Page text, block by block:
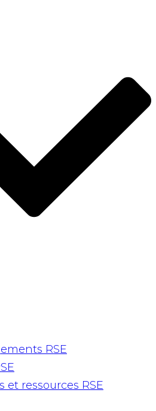
RSE
et ressources RSE